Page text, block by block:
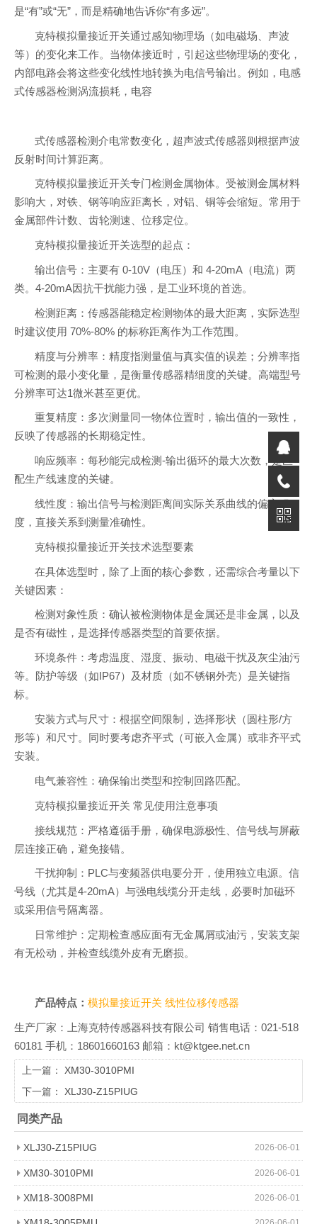
是“有”或“无”，而是精确地告诉你“有多远”。
克特模拟量接近开关通过感知物理场（如电磁场、声波
等）的变化来工作。当物体接近时，引起这些物理场的变化，
内部电路会将这些变化线性地转换为电信号输出。例如，电感
式传感器检测涡流损耗，电容
式传感器检测介电常数变化，超声波式传感器则根据声波
反射时间计算距离。
克特模拟量接近开关专门检测金属物体。受被测金属材料
影响大，对铁、钢等响应距离长，对铝、铜等会缩短。常用于
金属部件计数、齿轮测速、位移定位。
克特模拟量接近开关选型的起点：
输出信号：主要有 0-10V（电压）和 4-20mA（电流）两
类。4-20mA因抗干扰能力强，是工业环境的首选。
检测距离：传感器能稳定检测物体的最大距离，实际选型
时建议使用 70%-80% 的标称距离作为工作范围。
精度与分辨率：精度指测量值与真实值的误差；分辨率指
可检测的最小变化量，是衡量传感器精细度的关键。高端型号
分辨率可达1微米甚至更优。
重复精度：多次测量同一物体位置时，输出值的一致性，
反映了传感器的长期稳定性。
响应频率：每秒能完成检测-输出循环的最大次数，是匹
配生产线速度的关键。
线性度：输出信号与检测距离间实际关系曲线的偏离程
度，直接关系到测量准确性。
克特模拟量接近开关技术选型要素
在具体选型时，除了上面的核心参数，还需综合考量以下
关键因素：
检测对象性质：确认被检测物体是金属还是非金属，以及
是否有磁性，是选择传感器类型的首要依据。
环境条件：考虑温度、湿度、振动、电磁干扰及灰尘油污
等。防护等级（如IP67）及材质（如不锈钢外壳）是关键指
标。
安装方式与尺寸：根据空间限制，选择形状（圆柱形/方
形等）和尺寸。同时要考虑齐平式（可嵌入金属）或非齐平式
安装。
电气兼容性：确保输出类型和控制回路匹配。
克特模拟量接近开关 常见使用注意事项
接线规范：严格遵循手册，确保电源极性、信号线与屏蔽
层连接正确，避免接错。
干扰抑制：PLC与变频器供电要分开，使用独立电源。信
号线（尤其是4-20mA）与强电线缆分开走线，必要时加磁环
或采用信号隔离器。
日常维护：定期检查感应面有无金属屑或油污，安装支架
有无松动，并检查线缆外皮有无磨损。
产品特点：模拟量接近开关线性位移传感器
生产厂家：上海克特传感器科技有限公司 销售电话：021-518
60181 手机：18601660163 邮箱：kt@ktgee.net.cn
上一篇： XM30-3010PMI
下一篇： XLJ30-Z15PIUG
同类产品
2026-06-01
XLJ30-Z15PIUG
2026-06-01
XM30-3010PMI
2026-06-01
XM18-3008PMI